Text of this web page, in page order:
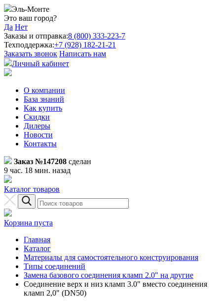
Эль-Монте
Это ваш город?
Да Нет
Заказы и отправка:8 (800) 333-223-7
Техподдержка:+7 (928) 182-21-21
Заказать звонок Написать нам
Личный кабинет
О компании
База знаний
Как купить
Скидки
Дилеры
Новости
Контакты
Заказ №147208 сделан
9 час. 18 мин. назад
Каталог товаров
Корзина пуста
Главная
Каталог
Материалы для самостоятельного конструирования
Типы соединений
Замена базового соединения кламп 2.0" на другие
Соединение верх и низ кламп 3.0" вместо соединения
кламп 2,0" (DN50)